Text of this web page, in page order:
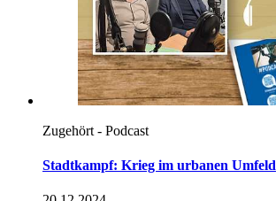
Zugehört - Podcast
Stadtkampf: Krieg im urbanen Umfeld